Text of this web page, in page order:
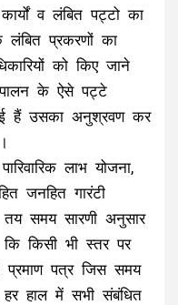
व लंबित पट्टो का
के लंबित प्रकरणों का
को किए जाने
पालन के ऐसे पट्टे
हैं उसका अनुश्रवण कर
लाभ योजना,
जनहित गारंटी
समय सारणी अनुसार
कि किसी भी स्तर पर
प्रमाण पत्र जिस समय
हाल में सभी संबंधित